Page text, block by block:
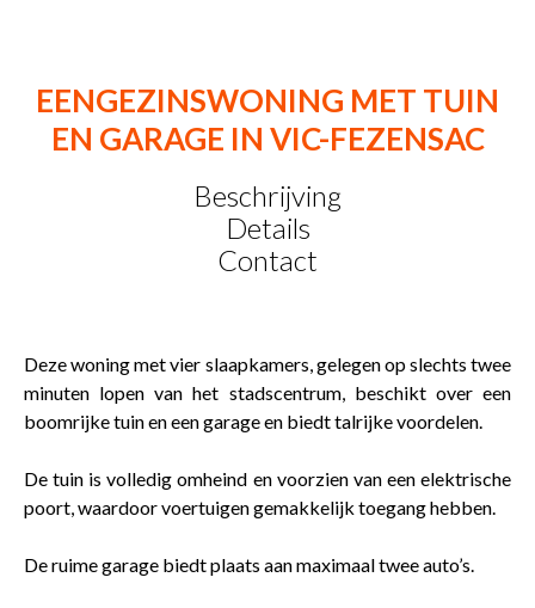
EENGEZINSWONING MET TUIN
EN GARAGE IN VIC-FEZENSAC
Beschrijving
Details
Contact
Deze woning met vier slaapkamers, gelegen op slechts twee
minuten lopen van het stadscentrum, beschikt over een
boomrijke tuin en een garage en biedt talrijke voordelen.
De tuin is volledig omheind en voorzien van een elektrische
poort, waardoor voertuigen gemakkelijk toegang hebben.
De ruime garage biedt plaats aan maximaal twee auto’s.